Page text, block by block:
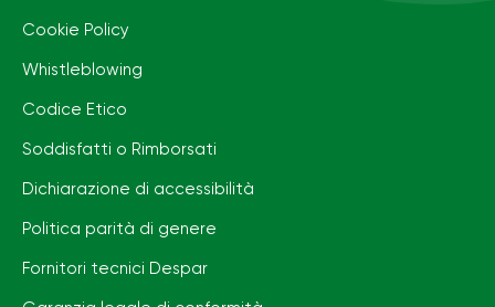
Cookie Policy
Whistleblowing
Codice Etico
Soddisfatti o Rimborsati
Dichiarazione di accessibilità
Politica parità di genere
Fornitori tecnici Despar